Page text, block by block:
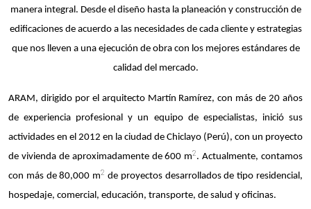
manera integral. Desde el diseño hasta la planeación y construcción de
edificaciones de acuerdo a las necesidades de cada cliente y estrategias
que nos lleven a una ejecución de obra con los mejores estándares de
calidad del mercado.
ARAM, dirigido por el arquitecto Martín Ramírez, con más de 20 años
de experiencia profesional y un equipo de especialistas, inició sus
actividades en el 2012 en la ciudad de Chiclayo (Perú), con un proyecto
de vivienda de aproximadamente de 600 m2. Actualmente, contamos
con más de 80,000 m2 de proyectos desarrollados de tipo residencial,
hospedaje, comercial, educación, transporte, de salud y oficinas.